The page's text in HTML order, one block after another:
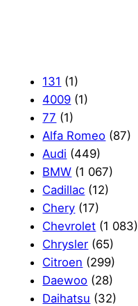
131 (1)
4009 (1)
77 (1)
Alfa Romeo (87)
Audi (449)
BMW (1 067)
Cadillac (12)
Chery (17)
Chevrolet (1 083)
Chrysler (65)
Citroen (299)
Daewoo (28)
Daihatsu (32)